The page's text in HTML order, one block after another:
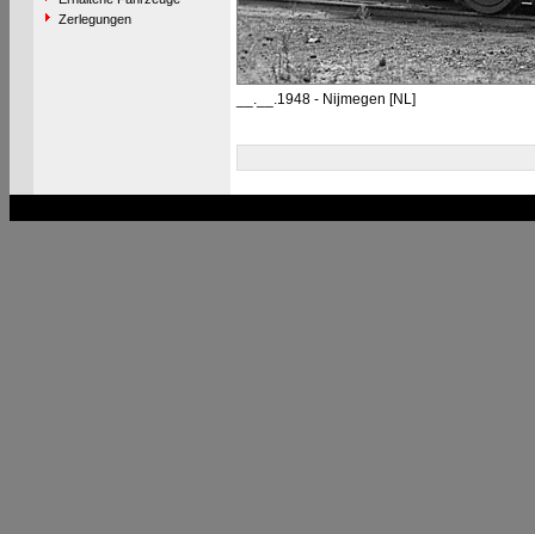
Zerlegungen
__.__.1948 - Nijmegen [NL]